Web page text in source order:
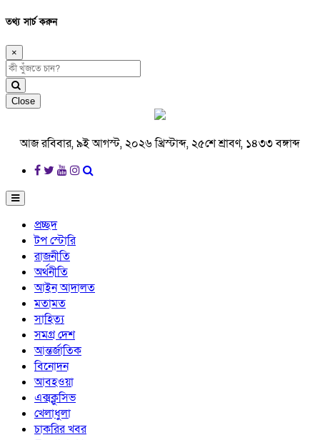
তথ্য সার্চ করুন
×
Close
আজ রবিবার, ৯ই আগস্ট, ২০২৬ খ্রিস্টাব্দ, ২৫শে শ্রাবণ, ১৪৩৩ বঙ্গাব্দ
প্রচ্ছদ
টপ স্টোরি
রাজনীতি
অর্থনীতি
আইন আদালত
মতামত
সাহিত্য
সমগ্র দেশ
আন্তর্জাতিক
বিনোদন
আবহওয়া
এক্সক্লুসিভ
খেলাধুলা
চাকরির খবর